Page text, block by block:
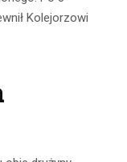
Kolejorzowi